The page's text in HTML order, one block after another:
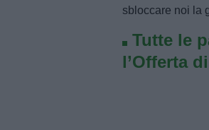
sbloccare noi la
Tutte le
l’Offerta